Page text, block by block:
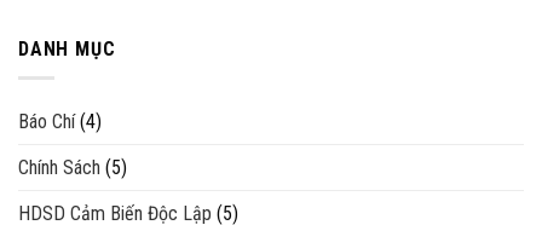
DANH MỤC
Báo Chí(4)
Chính Sách (5)
HDSD Cảm Biến Độc Lập (5)